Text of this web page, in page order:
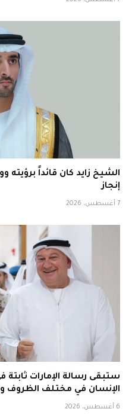
الشيخ زايد كان قائداً برؤيته
إنجاز
7 أغسطس، 2026
ستبقى رسالة الإمارات
الإنسان في مختلف الظروف
6 أغسطس، 2026